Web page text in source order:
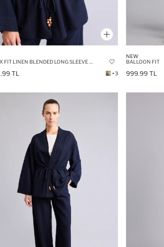
TL +3
NEW
BALLOON FIT
999.99 TL